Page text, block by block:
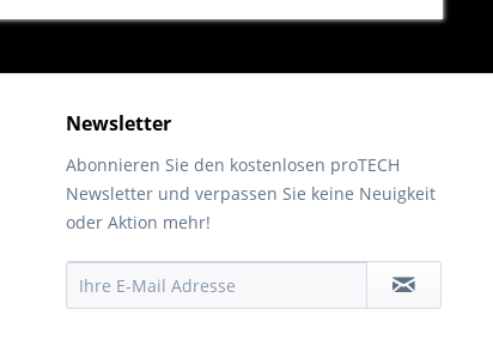
Newsletter
Abonnieren Sie den kostenlosen proTECH
Newsletter und verpassen Sie keine Neuigkeit
oder Aktion mehr!